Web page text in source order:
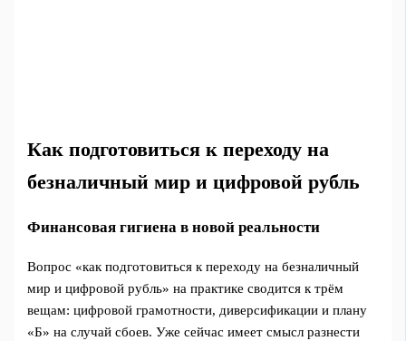
Как подготовиться к переходу на
безналичный мир и цифровой рубль
Финансовая гигиена в новой реальности
Вопрос «как подготовиться к переходу на безналичный
мир и цифровой рубль» на практике сводится к трём
вещам: цифровой грамотности, диверсификации и плану
«Б» на случай сбоев. Уже сейчас имеет смысл разнести